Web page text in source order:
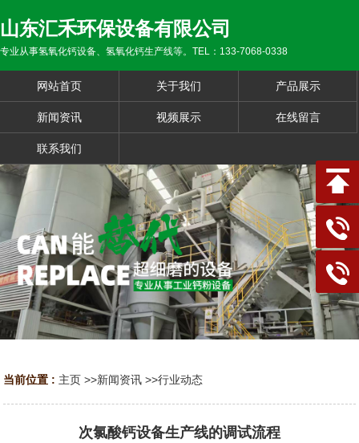
山东汇禾环保设备有限公司
专业从事氢氧化钙设备、氢氧化钙生产线等。TEL：133-7068-0338
网站首页 关于我们 产品展示
新闻资讯 视频展示 在线留言
联系我们
当前位置 : 主页 >>新闻资讯 >>行业动态
次氯酸钙设备生产线的调试流程